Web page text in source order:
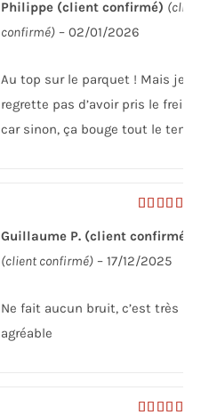
5
Philippe (client confirmé) (client
confirmé) – 02/01/2026
Au top sur le parquet ! Mais je
regrette pas d’avoir pris le frein
car sinon, ça bouge tout le temps
5
Guillaume P. (client confirmé)
(client confirmé) – 17/12/2025
Ne fait aucun bruit, c’est très
agréable